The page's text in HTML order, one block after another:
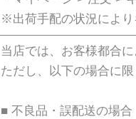
※出荷手配の状況により
当店では、お客様都合
ただし、以下の場合に
■ 不良品・誤配送の場合